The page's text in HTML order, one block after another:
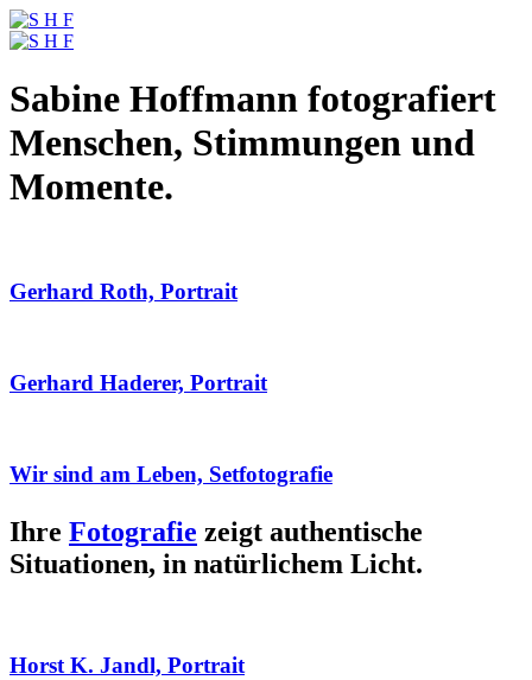
Sabine Hoffmann fotografiert
Menschen, Stimmungen und
Momente.
Gerhard Roth, Portrait
Gerhard Haderer, Portrait
Wir sind am Leben, Setfotografie
Ihre Fotografie zeigt authentische
Situationen, in natürlichem Licht.
Horst K. Jandl, Portrait